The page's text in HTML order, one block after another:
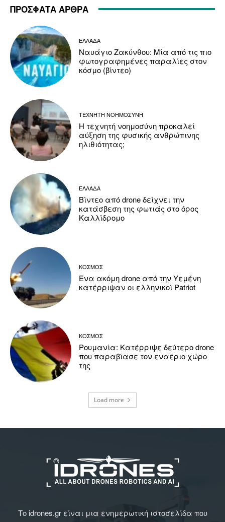
ΠΡΟΣΦΑΤΑ ΑΡΘΡΑ
ΕΛΛΑΔΑ
Ναυάγιο Ζακύνθου: Μία από τις πιο
φωτογραφημένες παραλίες στον
κόσμο (βίντεο)
ΤΕΧΝΗΤΗ ΝΟΗΜΟΣΥΝΗ
Η τεχνητή νοημοσύνη προκαλεί
αύξηση της φυσικής ανθρώπινης
ηλιθιότητας;
ΕΛΛΑΔΑ
Βίντεο από drone δείχνει την
κατάσβεση της φωτιάς στο όρος
Καλλίδρομο
ΚΟΣΜΟΣ
Ένα ακόμη drone από την Υεμένη
κατέρριψαν οι ελληνικοί Patriot
ΚΟΣΜΟΣ
Ρουμανία: Κατέρριψε δεύτερο drone
που παραβίασε τον εναέριο χώρο
της
Load more
Το idrones.gr είναι μια ενημερωτική ιστοσελίδα που